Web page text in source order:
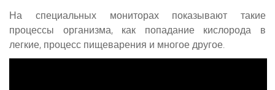
На специальных мониторах показывают такие
процессы организма, как попадание кислорода в
легкие, процесс пищеварения и многое другое.